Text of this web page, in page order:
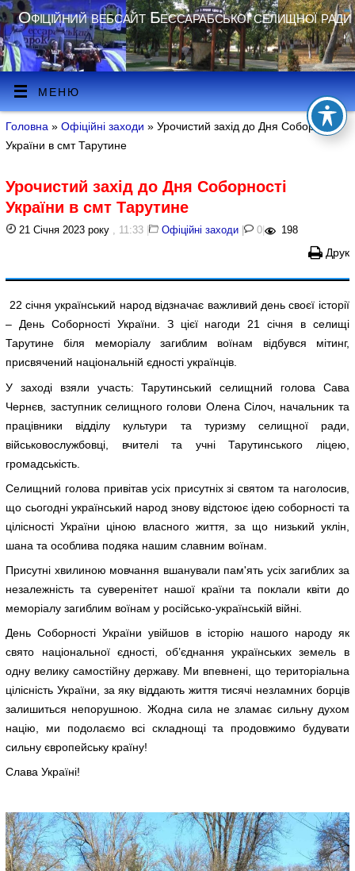
Офіційний вебсайт Бессарабської селищної ради
МЕНЮ
Головна »Офіційні заходи » Урочистий захід до Дня Соборності
України в смт Тарутине
Урочистий захід до Дня Соборності
України в смт Тарутине
21 Січня 2023 року , 11:33 | Офіційні заходи | 0 | 198
Друк
22 січня український народ відзначає важливий день своєї історії
– День Соборності України. З цієї нагоди 21 січня в селищі
Тарутине біля меморіалу загиблим воїнам відбувся мітинг,
присвячений національній єдності українців.
У заході взяли участь: Тарутинський селищний голова Сава
Чернєв, заступник селищного голови Олена Сілоч, начальник та
працівники відділу культури та туризму селищної ради,
військовослужбовці, вчителі та учні Тарутинського ліцею,
громадськість.
Селищний голова привітав усіх присутніх зі святом та наголосив,
що сьогодні український народ знову відстоює ідею соборності та
цілісності України ціною власного життя, за що низький уклін,
шана та особлива подяка нашим славним воїнам.
Присутні хвилиною мовчання вшанували пам'ять усіх загиблих за
незалежність та суверенітет нашої країни та поклали квіти до
меморіалу загиблим воїнам у російсько-українській війні.
День Соборності України увійшов в історію нашого народу як
свято національної єдності, об’єднання українських земель в
одну велику самостійну державу. Ми впевнені, що територіальна
цілісність України, за яку віддають життя тисячі незламних борців
залишиться непорушною. Жодна сила не зламає сильну духом
націю, ми подолаємо всі складнощі та продовжимо будувати
сильну європейську країну!
Слава Україні!